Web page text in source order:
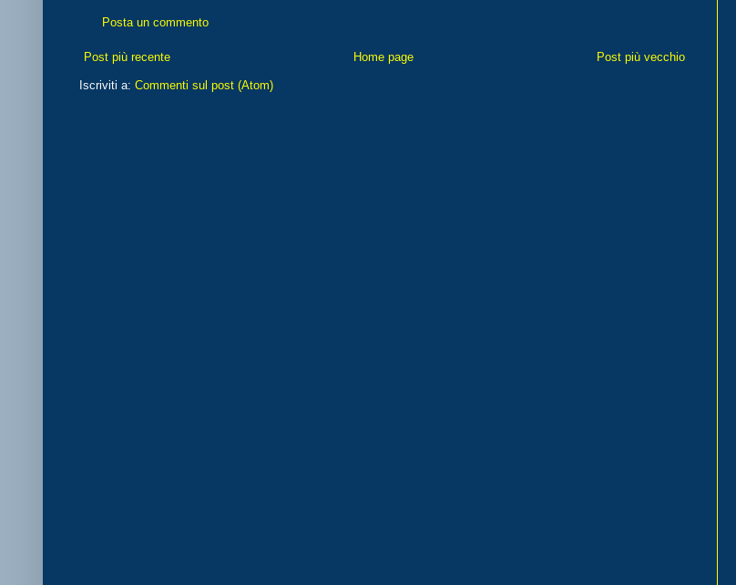
Posta un commento
Post più recente Post più vecchio
Home page
Iscriviti a: Commenti sul post (Atom)